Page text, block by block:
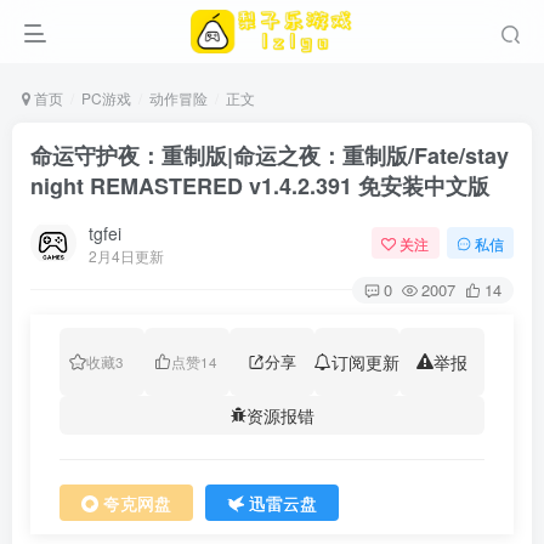
首页 PC游戏 动作冒险 正文
命运守护夜：重制版|命运之夜：重制版/Fate/stay
night REMASTERED v1.4.2.391 免安装中文版
tgfei
2月4日更新
关注 私信
0 2007 14
收藏3 点赞14 分享 订阅更新 举报
资源报错
夸克网盘 迅雷云盘